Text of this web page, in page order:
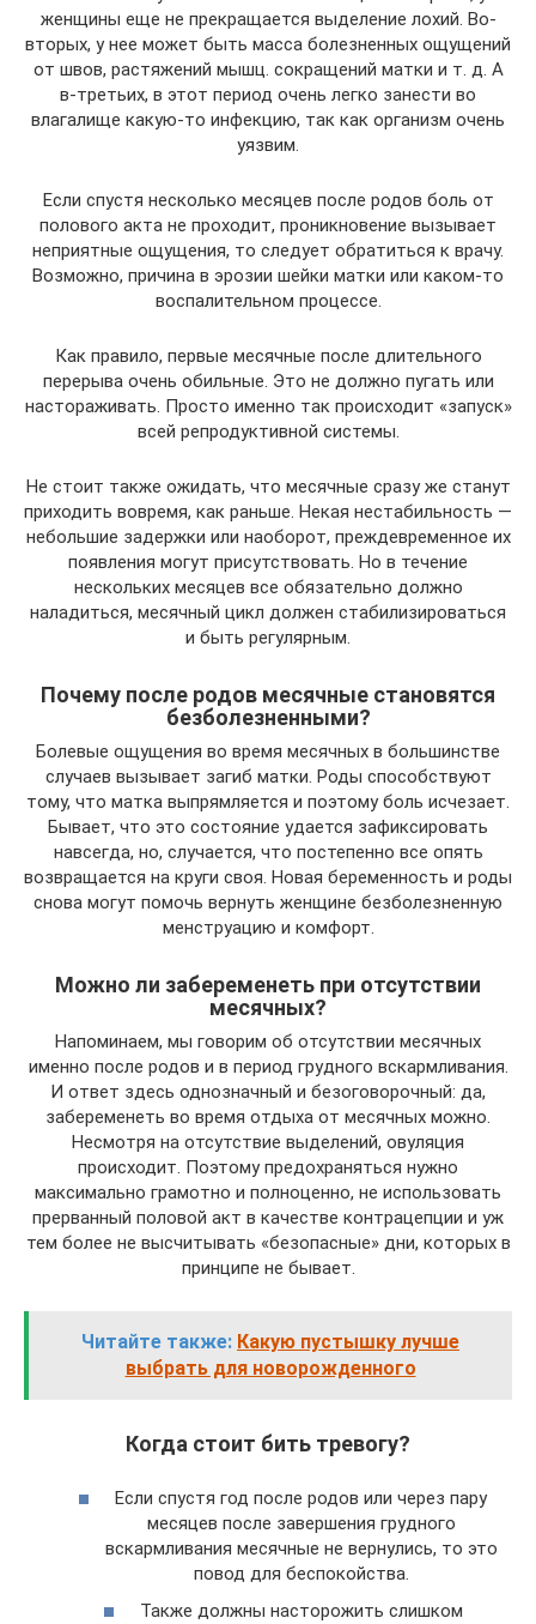
женщины еще не прекращается выделение лохий. Во-
вторых, у нее может быть масса болезненных ощущений
от швов, растяжений мышц. сокращений матки и т. д. А
в-третьих, в этот период очень легко занести во
влагалище какую-то инфекцию, так как организм очень
уязвим.
Если спустя несколько месяцев после родов боль от
полового акта не проходит, проникновение вызывает
неприятные ощущения, то следует обратиться к врачу.
Возможно, причина в эрозии шейки матки или каком-то
воспалительном процессе.
Как правило, первые месячные после длительного
перерыва очень обильные. Это не должно пугать или
настораживать. Просто именно так происходит «запуск»
всей репродуктивной системы.
Не стоит также ожидать, что месячные сразу же станут
приходить вовремя, как раньше. Некая нестабильность —
небольшие задержки или наоборот, преждевременное их
появления могут присутствовать. Но в течение
нескольких месяцев все обязательно должно
наладиться, месячный цикл должен стабилизироваться
и быть регулярным.
Почему после родов месячные становятся
безболезненными?
Болевые ощущения во время месячных в большинстве
случаев вызывает загиб матки. Роды способствуют
тому, что матка выпрямляется и поэтому боль исчезает.
Бывает, что это состояние удается зафиксировать
навсегда, но, случается, что постепенно все опять
возвращается на круги своя. Новая беременность и роды
снова могут помочь вернуть женщине безболезненную
менструацию и комфорт.
Можно ли забеременеть при отсутствии
месячных?
Напоминаем, мы говорим об отсутствии месячных
именно после родов и в период грудного вскармливания.
И ответ здесь однозначный и безоговорочный: да,
забеременеть во время отдыха от месячных можно.
Несмотря на отсутствие выделений, овуляция
происходит. Поэтому предохраняться нужно
максимально грамотно и полноценно, не использовать
прерванный половой акт в качестве контрацепции и уж
тем более не высчитывать «безопасные» дни, которых в
принципе не бывает.
Читайте также: Какую пустышку лучше
выбрать для новорожденного
Когда стоит бить тревогу?
Если спустя год после родов или через пару
месяцев после завершения грудного
вскармливания месячные не вернулись, то это
повод для беспокойства.
Также должны насторожить слишком